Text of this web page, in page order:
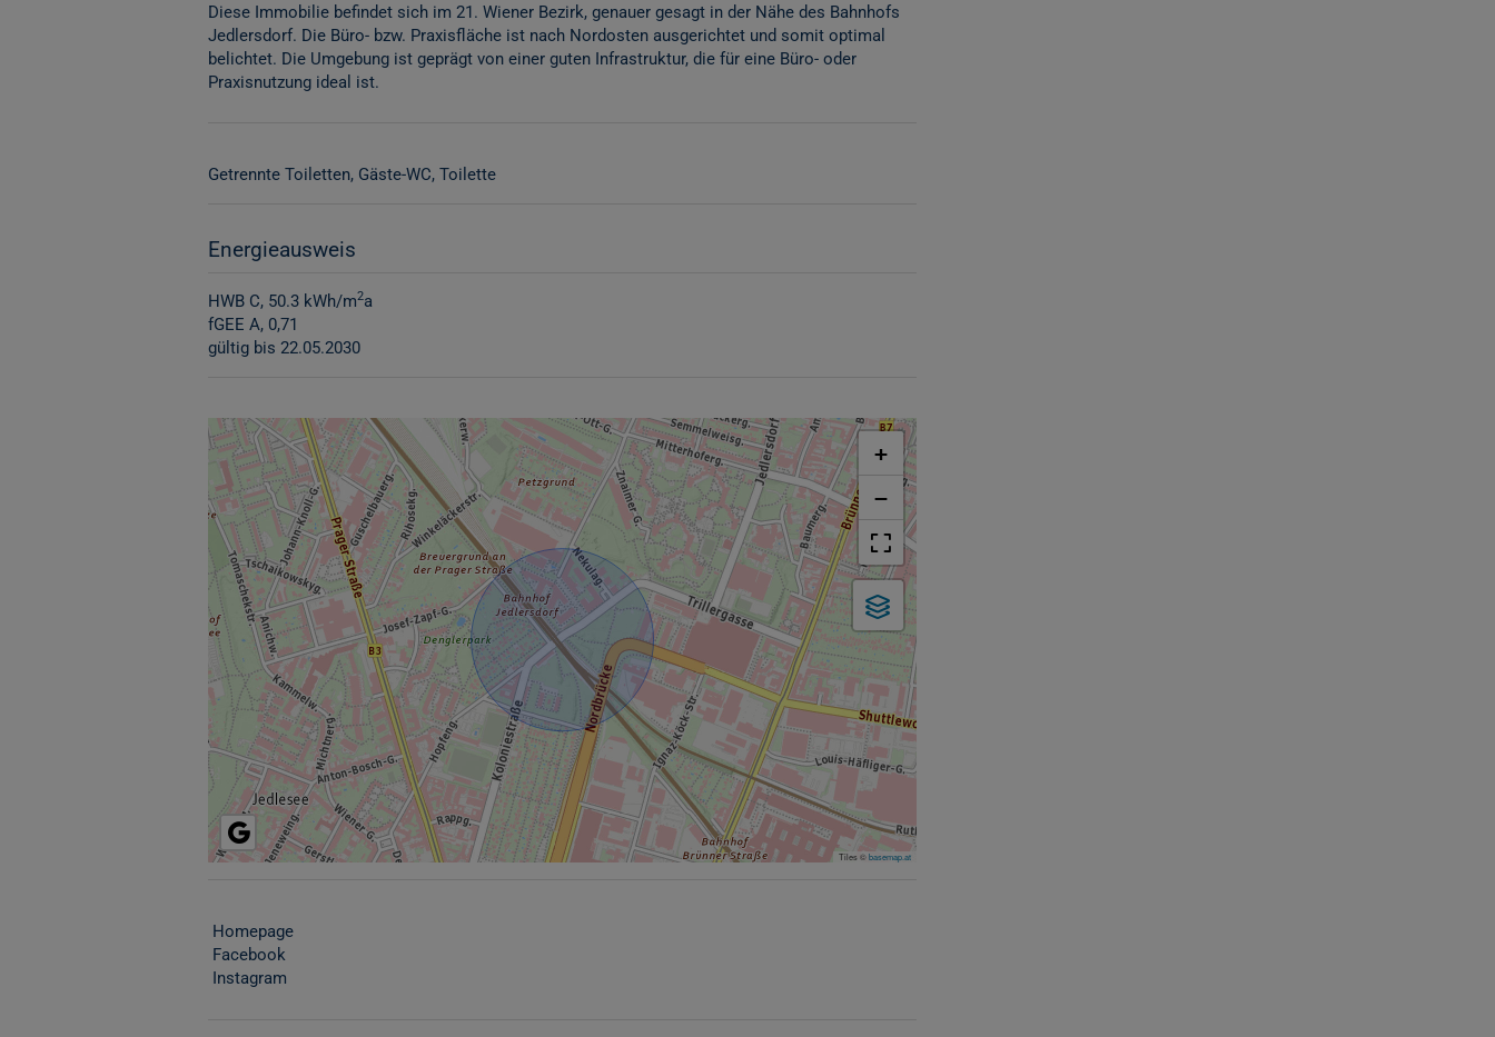
Diese Immobilie befindet sich im 21. Wiener Bezirk, genauer gesagt in der Nähe des Bahnhofs
Jedlersdorf. Die Büro- bzw. Praxisfläche ist nach Nordosten ausgerichtet und somit optimal
belichtet. Die Umgebung ist geprägt von einer guten Infrastruktur, die für eine Büro- oder
Praxisnutzung ideal ist.
Getrennte Toiletten Gäste-WC Toilette
Energieausweis
HWB C, 50.3 kWh/m2a
fGEE A, 0,71
gültig bis 22.05.2030
+
−
Tiles ©basemap.at
Homepage
Facebook
Instagram